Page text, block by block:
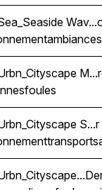
ambiance
Mid
foules
transports